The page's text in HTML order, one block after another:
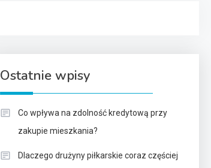
Ostatnie wpisy
Co wpływa na zdolność kredytową przy
zakupie mieszkania?
Dlaczego drużyny piłkarskie coraz częściej